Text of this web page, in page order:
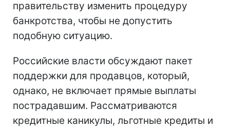
правительству изменить процедуру
банкротства, чтобы не допустить
подобную ситуацию.
Российские власти обсуждают пакет
поддержки для продавцов, который,
однако, не включает прямые выплаты
пострадавшим. Рассматриваются
кредитные каникулы, льготные кредиты и